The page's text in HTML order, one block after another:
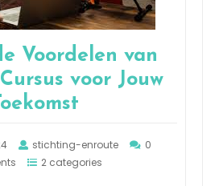
Voordelen van
voor Jouw
stichting-enroute
0
2 categories